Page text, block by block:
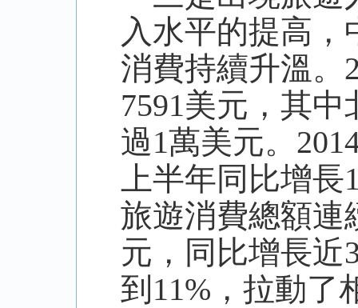
入水平的提高
消費持續升溫。
7591美元，其
過1萬美元。
上半年同比增長
旅遊消費總額連
元，同比增長近
到11%，拉動了